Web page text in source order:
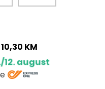
10,30 KM
12. august